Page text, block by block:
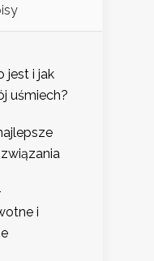
jest i jak
uśmiech?
i